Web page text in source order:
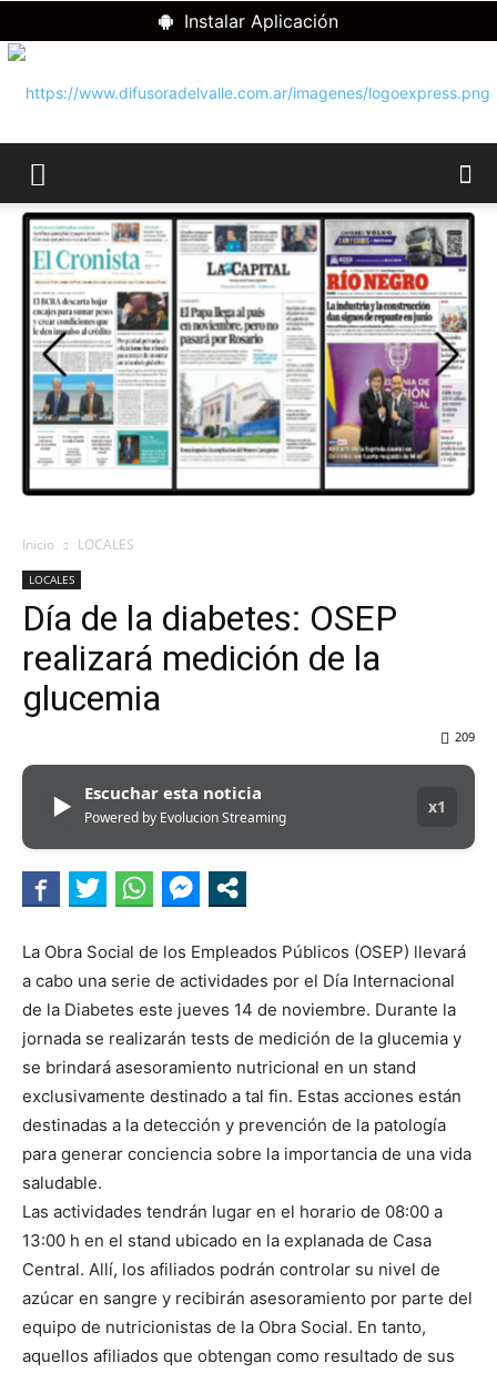
Instalar Aplicación
DIFUSORA
DEL
VALLE
Inicio LOCALES
LOCALES
Día de la diabetes: OSEP
realizará medición de la
glucemia
209
▶ Escuchar esta noticia
Powered by Evolucion Streaming
x1
La Obra Social de los Empleados Públicos (OSEP) llevará
a cabo una serie de actividades por el Día Internacional
de la Diabetes este jueves 14 de noviembre. Durante la
jornada se realizarán tests de medición de la glucemia y
se brindará asesoramiento nutricional en un stand
exclusivamente destinado a tal fin. Estas acciones están
destinadas a la detección y prevención de la patología
para generar conciencia sobre la importancia de una vida
saludable.
Las actividades tendrán lugar en el horario de 08:00 a
13:00 h en el stand ubicado en la explanada de Casa
Central. Allí, los afiliados podrán controlar su nivel de
azúcar en sangre y recibirán asesoramiento por parte del
equipo de nutricionistas de la Obra Social. En tanto,
aquellos afiliados que obtengan como resultado de sus